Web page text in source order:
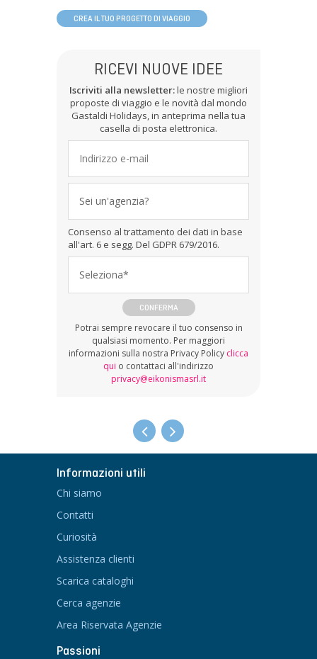
CREA IL TUO PROGETTO DI VIAGGIO
RICEVI NUOVE IDEE
Iscriviti alla newsletter:le nostre migliori
proposte di viaggio e le novità dal mondo
Gastaldi Holidays, in anteprima nella tua
casella di posta elettronica.
Sei un'agenzia?
Consenso al trattamento dei dati in base
all'art. 6 e segg. Del GDPR 679/2016.
Seleziona*
CONFERMA
Potrai sempre revocare il tuo consenso in
qualsiasi momento. Per maggiori
informazioni sulla nostra Privacy Policy clicca
qui o contattaci all'indirizzo
privacy@eikonismasrl.it
Informazioni utili
Chi siamo
Contatti
Curiosità
Assistenza clienti
Scarica cataloghi
Cerca agenzie
Area Riservata Agenzie
Passioni